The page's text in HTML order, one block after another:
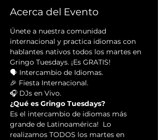
Acerca del Evento
Únete a nuestra comunidad
internacional y practica idiomas con
hablantes nativos todos los martes en
Gringo Tuesdays. ¡Es GRATIS!
🗣 Intercambio de Idiomas.
🎉 Fiesta Internacional.
🎧 DJs en Vivo.
¿Qué es Gringo Tuesdays?
Es el intercambio de idiomas más
grande de Latinoamérica!  Lo
realizamos TODOS los martes en